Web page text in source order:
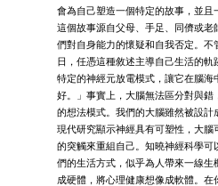
會為自己塑造一個特定的故事，並且
這個故事源自父母、手足、同儕或老
們對自身能力的懷疑和自我否定。不
日，任憑這種敘述主導自己生活的
特定的神經元放電模式，讓它在腦海
好。」事實上，大腦無法區分對與錯
的想法模式。我們的大腦雖然被設計
現代研究顯示神經具有可塑性，大腦
的突觸來重組自己。知曉神經科學可
們的生活方式，似乎為人帶來一線生
成硬體，將心理健康想像成軟體。